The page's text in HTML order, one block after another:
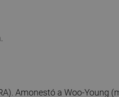
Amonestó a Woo-Young